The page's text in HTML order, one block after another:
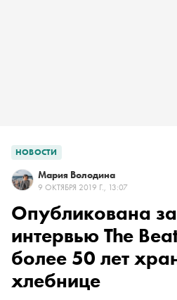
НОВОСТИ
Мария Володина
9 ОКТЯБРЯ 2019 Г., 13:07
Опубликована
интервью The
более 50 лет
хлебнице